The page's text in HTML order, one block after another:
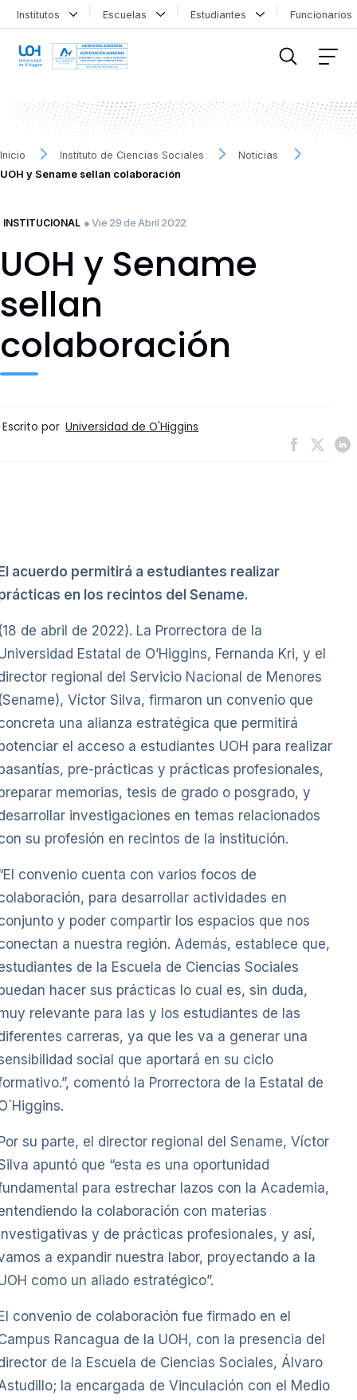
Institutos Escuelas Estudiantes
Inicio Instituto de Ciencias Sociales
Noticias
UOH y Sename sellan colaboración
INSTITUCIONAL ● Vie 29 de Abril 2022
UOH y Sename
sellan
colaboración
Escrito por Universidad de O'Higgins
acuerdo permitirá a estudiantes realizar
en los recintos del Sename.
de abril de 2022). La Prorrectora de la
Estatal de O’Higgins, Fernanda Kri, y el
regional del Servicio Nacional de Menores
Víctor Silva, firmaron un convenio que
una alianza estratégica que permitirá
el acceso a estudiantes UOH para realizar
pre-prácticas y prácticas profesionales,
memorias, tesis de grado o posgrado, y
investigaciones en temas relacionados
su profesión en recintos de la institución.
convenio cuenta con varios focos de
para desarrollar actividades en
y poder compartir los espacios que nos
a nuestra región. Además, establece que,
de la Escuela de Ciencias Sociales
hacer sus prácticas lo cual es, sin duda,
relevante para las y los estudiantes de las
carreras, ya que les va a generar una
social que aportará en su ciclo
comentó la Prorrectora de la Estatal de
su parte, el director regional del Sename, Víctor
apuntó que “esta es una oportunidad
para estrechar lazos con la Academia,
la colaboración con materias
y de prácticas profesionales, y así,
a expandir nuestra labor, proyectando a la
como un aliado estratégico”.
convenio de colaboración fue firmado en el
Rancagua de la UOH, con la presencia del
de la Escuela de Ciencias Sociales, Álvaro
la encargada de Vinculación con el Medio